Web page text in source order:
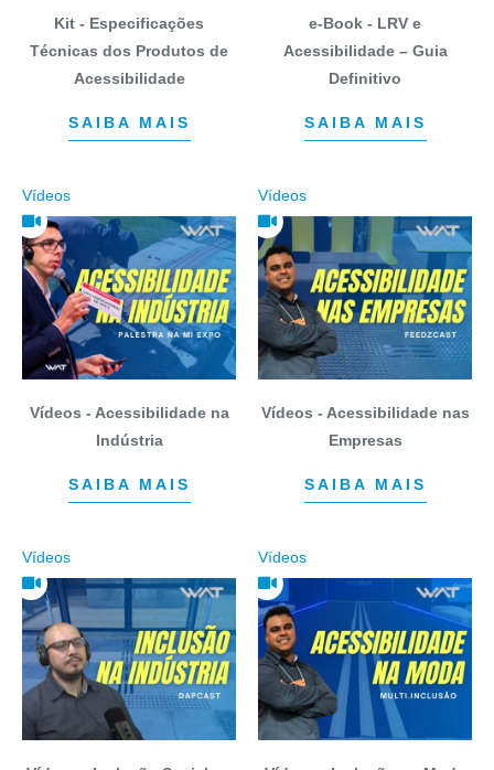
Kit - Especificações
Técnicas dos Produtos de
Acessibilidade
SAIBA MAIS
e-Book - LRV e
Acessibilidade – Guia
Definitivo
SAIBA MAIS
Vídeos
Vídeos - Acessibilidade na
Indústria
SAIBA MAIS
Vídeos
Vídeos - Acessibilidade nas
Empresas
SAIBA MAIS
Vídeos Vídeos